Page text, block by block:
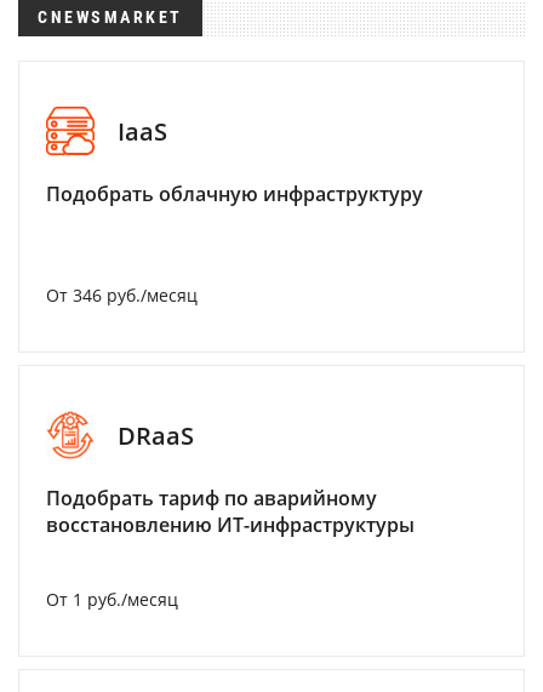
CNEWSMARKET
IaaS
Подобрать облачную инфраструктуру
От 346 руб./месяц
DRaaS
Подобрать тариф по аварийному
восстановлению ИТ-инфраструктуры
От 1 руб./месяц